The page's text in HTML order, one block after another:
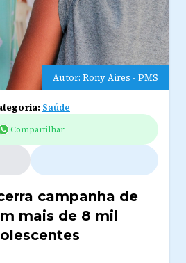
Autor: Rony Aires - PMS
Saúde
Compartilhar
campanha de
mais de 8 mil